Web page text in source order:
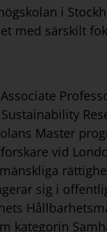
i
med särskilt
Master
vid
sig i
kategorin